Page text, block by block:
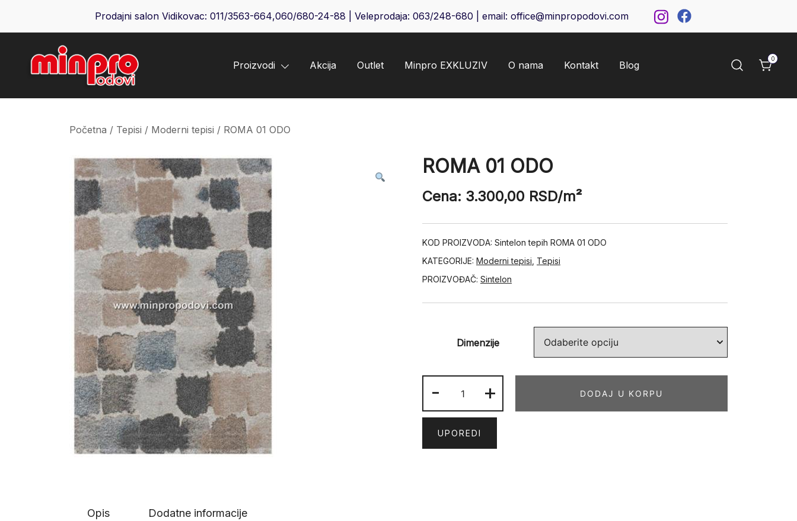
Prodajni salon Vidikovac: 011/3563-664,060/680-24-88 | Veleprodaja: 063/248-680 | email: office@minpropodovi.com
Minpro podovi
Proizvodi Akcija Outlet Minpro EXKLUZIV O nama Kontakt Blog
0
Početna / Tepisi / Moderni tepisi / ROMA 01 ODO
ROMA 01 ODO
Cena: 3.300,00 RSD/m²
KOD PROIZVODA: Sintelon tepih ROMA 01 ODO
KATEGORIJE: Moderni tepisi Tepisi
PROIZVOĐAČ: Sintelon
Dimenzije
-
01
ODO
količina
+ DODAJ U KORPU
UPOREDI
Opis Dodatne informacije